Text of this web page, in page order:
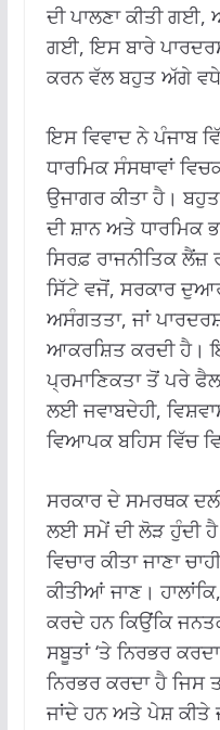
ਦੀ ਪਾਲਣਾ ਕੀਤੀ
ਗਈ, ਇਸ ਬਾਰੇ
ਕਰਨ ਵੱਲ ਬਹੁਤ ਅੱਗੇ
ਇਸ ਵਿਵਾਦ ਨੇ ਪੰਜਾਬ
ਧਾਰਮਿਕ ਸੰਸਥਾਵਾਂ
ਉਜਾਗਰ ਕੀਤਾ ਹੈ।
ਦੀ ਸ਼ਾਨ ਅਤੇ ਧਾਰਮਿਕ
ਸਿਰਫ਼ ਰਾਜਨੀਤਿਕ ਲੈਂਜ਼
ਸਿੱਟੇ ਵਜੋਂ, ਸਰਕਾਰ
ਅਸੰਗਤਤਾ, ਜਾਂ
ਆਕਰਸ਼ਿਤ ਕਰਦੀ ਹੈ।
ਪ੍ਰਮਾਣਿਕਤਾ ਤੋਂ ਪਰੇ
ਲਈ ਜਵਾਬਦੇਹੀ,
ਵਿਆਪਕ ਬਹਿਸ ਵਿੱਚ
ਸਰਕਾਰ ਦੇ ਸਮਰਥਕ
ਲਈ ਸਮੇਂ ਦੀ ਲੋੜ ਹੁੰਦੀ
ਵਿਚਾਰ ਕੀਤਾ ਜਾਣਾ
ਕੀਤੀਆਂ ਜਾਣ।
ਕਰਦੇ ਹਨ ਕਿਉਂਕਿ
ਸਬੂਤਾਂ ‘ਤੇ ਨਿਰਭਰ
ਨਿਰਭਰ ਕਰਦਾ ਹੈ ਜਿਸ
ਜਾਂਦੇ ਹਨ ਅਤੇ ਪੇਸ਼ ਕੀਤੇ